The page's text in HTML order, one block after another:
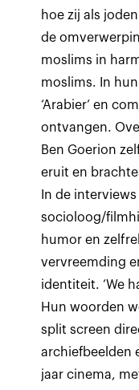
hoe zij als
de
moslims in
moslims. In
‘Arabier’ en
ontvangen.
Ben Goerion
eruit en
In de
socioloog/
humor en
vervreemding
identiteit. ‘We
Hun woorden
split screen
archiefbeelden
jaar cinema,